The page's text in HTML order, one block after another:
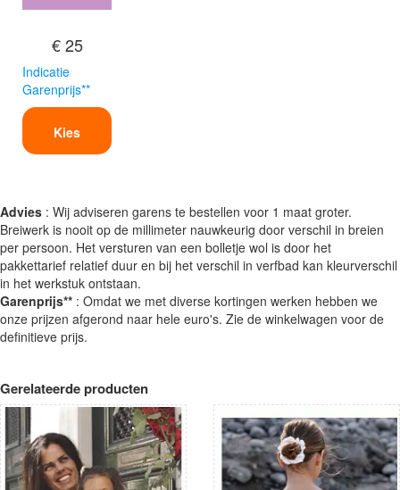
€ 25
Indicatie
Garenprijs**
Kies
Advies : Wij adviseren garens te bestellen voor 1 maat groter.
Breiwerk is nooit op de millimeter nauwkeurig door verschil in breien
per persoon. Het versturen van een bolletje wol is door het
pakkettarief relatief duur en bij het verschil in verfbad kan kleurverschil
in het werkstuk ontstaan.
Garenprijs** : Omdat we met diverse kortingen werken hebben we
onze prijzen afgerond naar hele euro's. Zie de winkelwagen voor de
definitieve prijs.
Gerelateerde producten